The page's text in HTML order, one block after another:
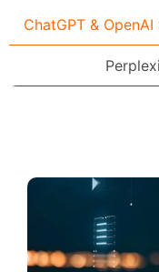
ChatGPT & OpenAI